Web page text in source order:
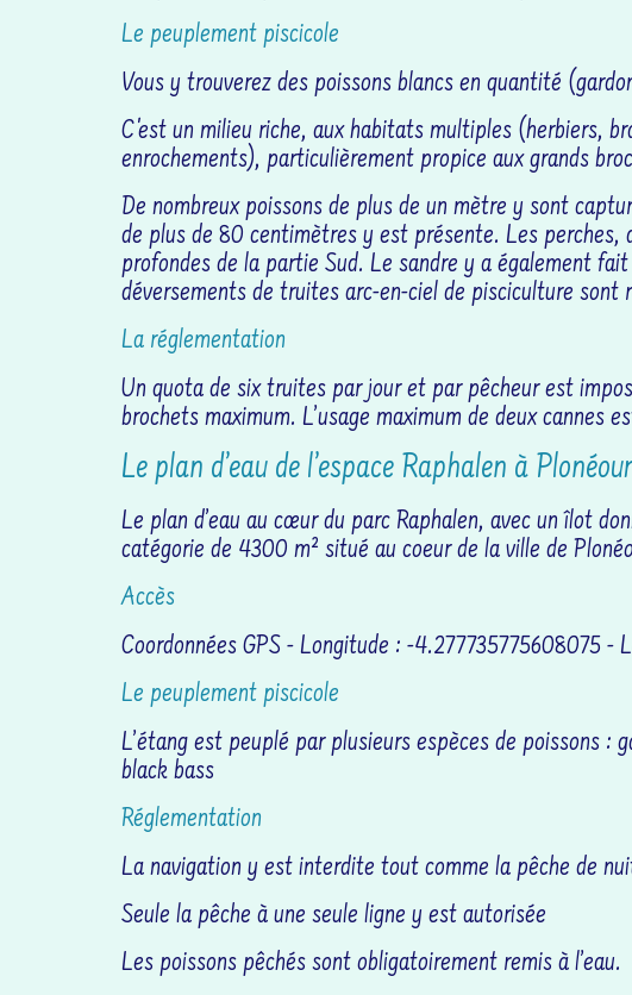
Le peuplement piscicole
Vous y trouverez des poissons blancs en quantité
C'est un milieu riche, aux habitats multiples (herbiers,
enrochements), particulièrement propice aux grands
De nombreux poissons de plus de un mètre y sont
de plus de 80 centimètres y est présente. Les
profondes de la partie Sud. Le sandre y a également
déversements de truites arc-en-ciel de pisciculture sont
La réglementation
Un quota de six truites par jour et par pêcheur est
brochets maximum. L’usage maximum de deux cannes
Le plan d’eau de l’espace Raphalen à
Le plan d’eau au cœur du parc Raphalen, avec un îlot
catégorie de 4300 m² situé au coeur de la ville de
Accès
Coordonnées GPS - Longitude : -4.277735775608075 -
Le peuplement piscicole
L’étang est peuplé par plusieurs espèces de poissons :
black bass
Réglementation
La navigation y est interdite tout comme la pêche de
Seule la pêche à une seule ligne y est autorisée
Les poissons pêchés sont obligatoirement remis à l’eau.